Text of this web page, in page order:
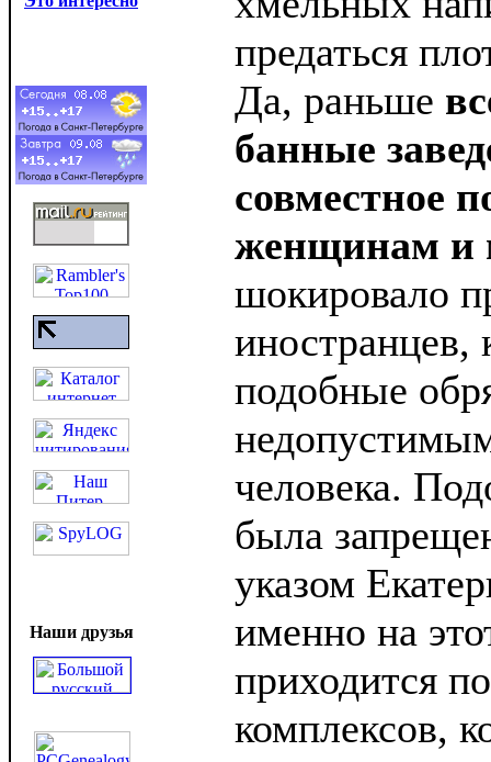
Наши друзья
предаться
Да, раньше
банные
совместное
женщинам и
шокировало
иностранцев,
подобные
человека.
была
указом
именно на
приходится
комплексов,